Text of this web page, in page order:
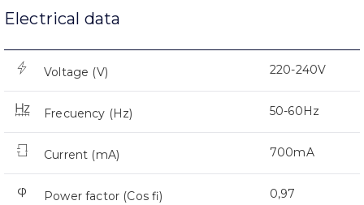
Electrical data
Voltage (V) 220-240V
Frecuency (Hz) 50-60Hz
Current (mA) 700mA
Power factor (Cos fi) 0,97